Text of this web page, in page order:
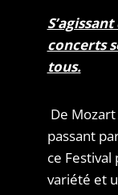
concerts
tous.
De
passant
ce
variété et